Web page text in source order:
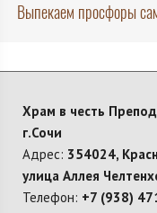
Выпекаем просфоры
Храм в честь
г.Сочи
Адрес: 354024,
улица Аллея
Телефон: +7 (938)